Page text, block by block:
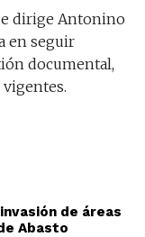
dirige Antonino
en seguir
documental,
de áreas
Abasto